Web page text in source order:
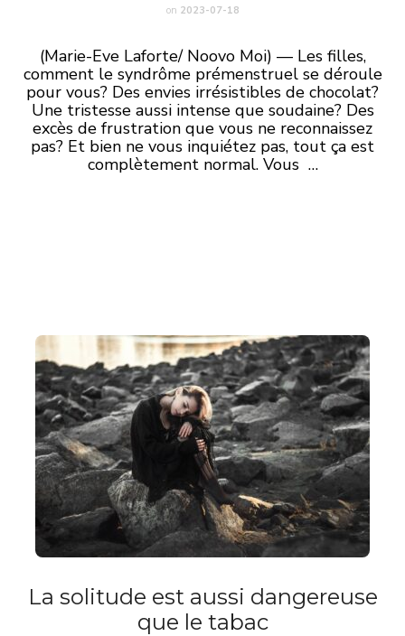
on 2023-07-18
(Marie-Eve Laforte/ Noovo Moi) — Les filles,
comment le syndrôme prémenstruel se déroule
pour vous? Des envies irrésistibles de chocolat?
Une tristesse aussi intense que soudaine? Des
excès de frustration que vous ne reconnaissez
pas? Et bien ne vous inquiétez pas, tout ça est
complètement normal. Vous …
La solitude est aussi dangereuse
que le tabac